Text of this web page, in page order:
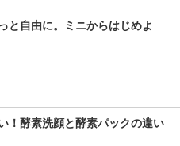
と自由に。ミニからはじめよ
！酵素洗顔と酵素パックの違い